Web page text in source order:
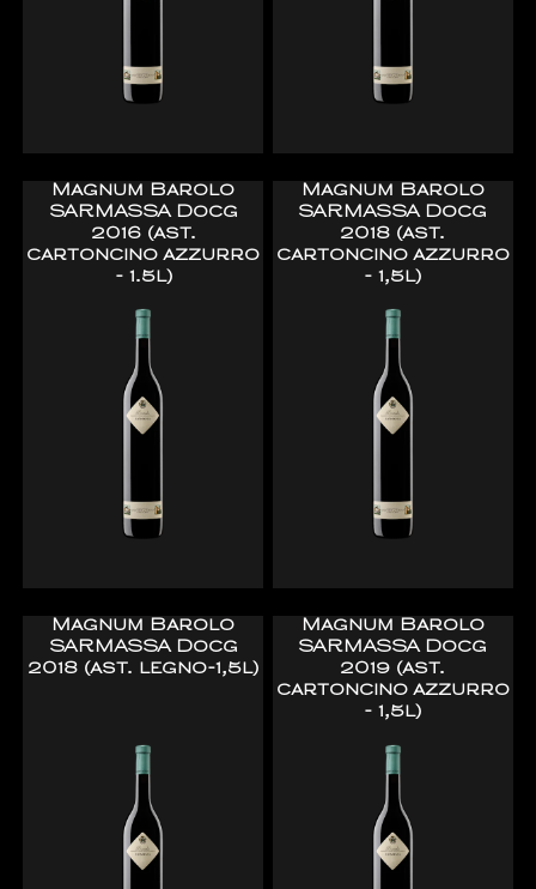
Magnum Barolo
SARMASSA Docg
2016 (ast.
cartoncino azzurro
- 1.5l)
Magnum Barolo
SARMASSA Docg
2018 (ast.
cartoncino azzurro
- 1,5l)
Magnum Barolo
SARMASSA Docg
2018 (ast. legno-1,5l)
Magnum Barolo
SARMASSA Docg
2019 (ast.
cartoncino azzurro
- 1,5l)